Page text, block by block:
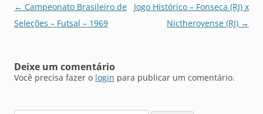
Navegação
de
← Campeonato Brasileiro de
Seleções – Futsal – 1969
Jogo Histórico – Fonseca (RJ) x
Nictheroyense (RJ) →
Deixe um comentário
Você precisa fazer o login para publicar um comentário.